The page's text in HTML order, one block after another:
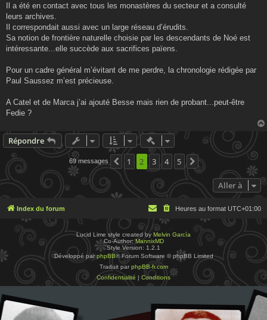
Il a été en contact avec tous les monastères du secteur et a consulté
leurs archives.
Il correspondait aussi avec un large réseau d’érudits.
Sa notion de frontière naturelle choisie par les descendants de Noé est
intéressante...elle succède aux sacrifices païens.
Pour un cadre général m’évitant de me perdre, la chronologie rédigée par
Paul Saussez m’est précieuse.
A Catel et de Marca j’ai ajouté Besse mais rien de probant...peut-être
Fedie ?
Répondre Actions rapides de
69 messages Précédente
1 2 3 4 5 Suivante
Aller à
Index du forum Heures au format UTC+01:00
Lucid Lime style created by Melvin García
Co-Author:MannixMD
Style Version: 1.2.1
Développé parphpBB® Forum Software © phpBB Limited
Traduit par phpBB-fr.com
Confidentialité | Conditions